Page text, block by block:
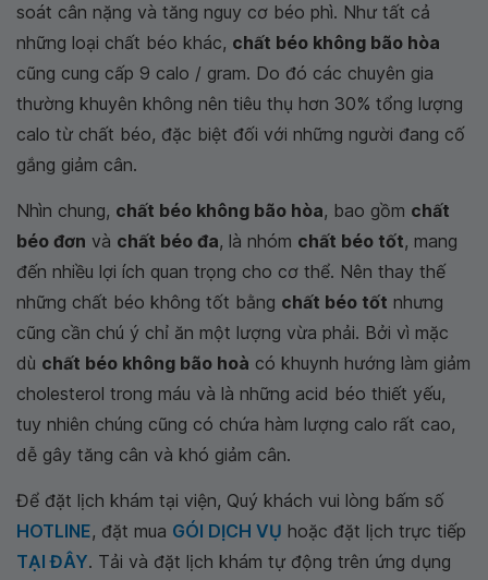
soát cân nặng và tăng nguy cơ béo phì. Như tất cả
những loại chất béo khác, chất béo không bão hòa
cũng cung cấp 9 calo / gram. Do đó các chuyên gia
thường khuyên không nên tiêu thụ hơn 30% tổng lượng
calo từ chất béo, đặc biệt đối với những người đang cố
gắng giảm cân.
Nhìn chung, chất béo không bão hòa, bao gồm chất
béo đơn và chất béo đa, là nhóm chất béo tốt, mang
đến nhiều lợi ích quan trọng cho cơ thể. Nên thay thế
những chất béo không tốt bằng chất béo tốt nhưng
cũng cần chú ý chỉ ăn một lượng vừa phải. Bởi vì mặc
dù chất béo không bão hoà có khuynh hướng làm giảm
cholesterol trong máu và là những acid béo thiết yếu,
tuy nhiên chúng cũng có chứa hàm lượng calo rất cao,
dễ gây tăng cân và khó giảm cân.
Để đặt lịch khám tại viện, Quý khách vui lòng bấm số
HOTLINE, đặt mua GÓI DỊCH VỤ hoặc đặt lịch trực tiếp
TẠI ĐÂY. Tải và đặt lịch khám tự động trên ứng dụng